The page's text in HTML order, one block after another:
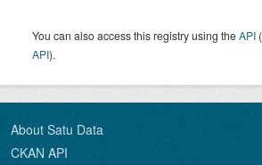
You can also access this registry using theAPI
API).
About Satu Data
CKAN API